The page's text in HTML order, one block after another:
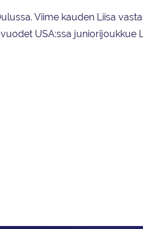
Viime kauden Liisa
USA:ssa juniorijoukkue